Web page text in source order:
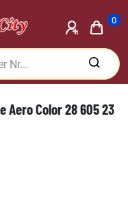
0
Aero Color 28 605 23